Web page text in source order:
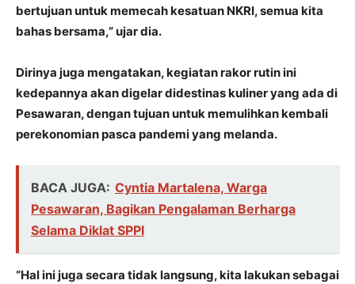
bertujuan untuk memecah kesatuan NKRI, semua kita
bahas bersama,” ujar dia.
Dirinya juga mengatakan, kegiatan rakor rutin ini
kedepannya akan digelar didestinas kuliner yang ada di
Pesawaran, dengan tujuan untuk memulihkan kembali
perekonomian pasca pandemi yang melanda.
BACA JUGA: Cyntia Martalena, Warga
Pesawaran, Bagikan Pengalaman Berharga
Selama Diklat SPPI
“Hal ini juga secara tidak langsung, kita lakukan sebagai